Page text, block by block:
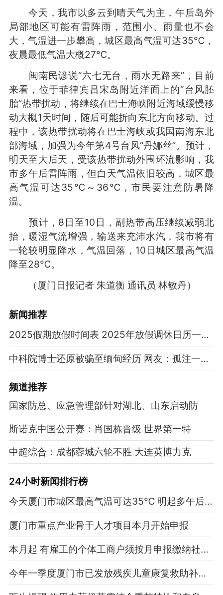
今天，我市以多云到晴天气为主，午后岛外
局部地区可能有雷阵雨，范围小、雨量也不会
大，气温进一步攀高，城区最高气温可达35℃，
夜晨最低气温大概27℃。
闽南民谚说“六七无台，雨水无路来”，目前
来看，位于菲律宾吕宋岛附近洋面上的“台风胚
胎”热带扰动，将继续在巴士海峡附近海域缓慢移
动大概1天时间，随后可能折向东北方向移动。过
程中，该热带扰动将在巴士海峡或我国南海东北
部海域，加强为今年第4号台风“丹娜丝”。预计，
明天至大后天，受该热带扰动外围环流影响，我
市多午后雷阵雨，但白天气温依旧较高，城区最
高气温可达35℃～36℃，市民要注意防暑降
温。
预计，8日至10日，副热带高压继续减弱北
抬，暖湿气流增强，输送来充沛水汽，我市将有
一轮较明显降水，气温回落，10日城区最高气温
降至28℃。
（厦门日报记者 朱道衡 通讯员 林敏丹）
新闻推荐
2025假期放假时间表 2025年放假调休日历一览表
中科院博士还原被骗至缅甸经历 网友：孤注一掷现实版
频道推荐
国家防总、应急管理部针对湖北、山东启动防
斯诺克中国公开赛：肖国栋晋级 世界第一特
中超综合：成都蓉城六轮不胜 大连英博力克
24小时新闻排行榜
今天厦门市城区最高气温可达35℃ 明起多午后雷雨
厦门市重点产业骨干人才项目本月开始申报
本月起 有雇工的个体工商户须按月申报缴纳社保费
今年一季度厦门市已发放残疾儿童康复救助补助资金近千万元